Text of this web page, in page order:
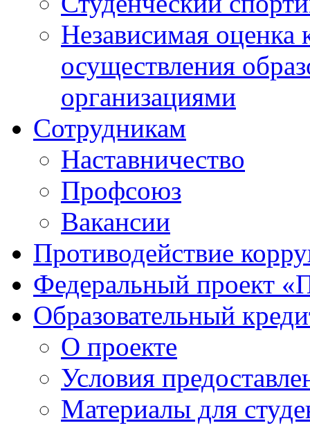
Независимая оценка
осуществления
организациями
Сотрудникам
Наставничество
Профсоюз
Вакансии
Противодействие
Федеральный проект
Образовательный
О проекте
Условия
Материалы для